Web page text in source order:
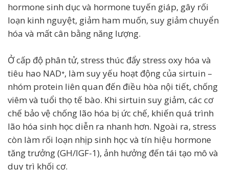
hormone sinh dục và hormone tuyến giáp, gây rối
loạn kinh nguyệt, giảm ham muốn, suy giảm chuyển
hóa và mất cân bằng năng lượng.
Ở cấp độ phân tử, stress thúc đẩy stress oxy hóa và
tiêu hao NAD⁺, làm suy yếu hoạt động của sirtuin –
nhóm protein liên quan đến điều hòa nội tiết, chống
viêm và tuổi thọ tế bào. Khi sirtuin suy giảm, các cơ
chế bảo vệ chống lão hóa bị ức chế, khiến quá trình
lão hóa sinh học diễn ra nhanh hơn. Ngoài ra, stress
còn làm rối loạn nhịp sinh học và tín hiệu hormone
tăng trưởng (GH/IGF-1), ảnh hưởng đến tái tạo mô và
duy trì khối cơ.